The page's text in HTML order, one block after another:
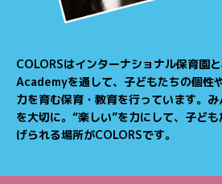
COLORSはインターナショナル保育園
Academyを通して、子どもたちの個性
力を育む保育・教育を行っています。 み
を大切に。“楽しい”を力にして、子ど
げられる場所がCOLORSです。